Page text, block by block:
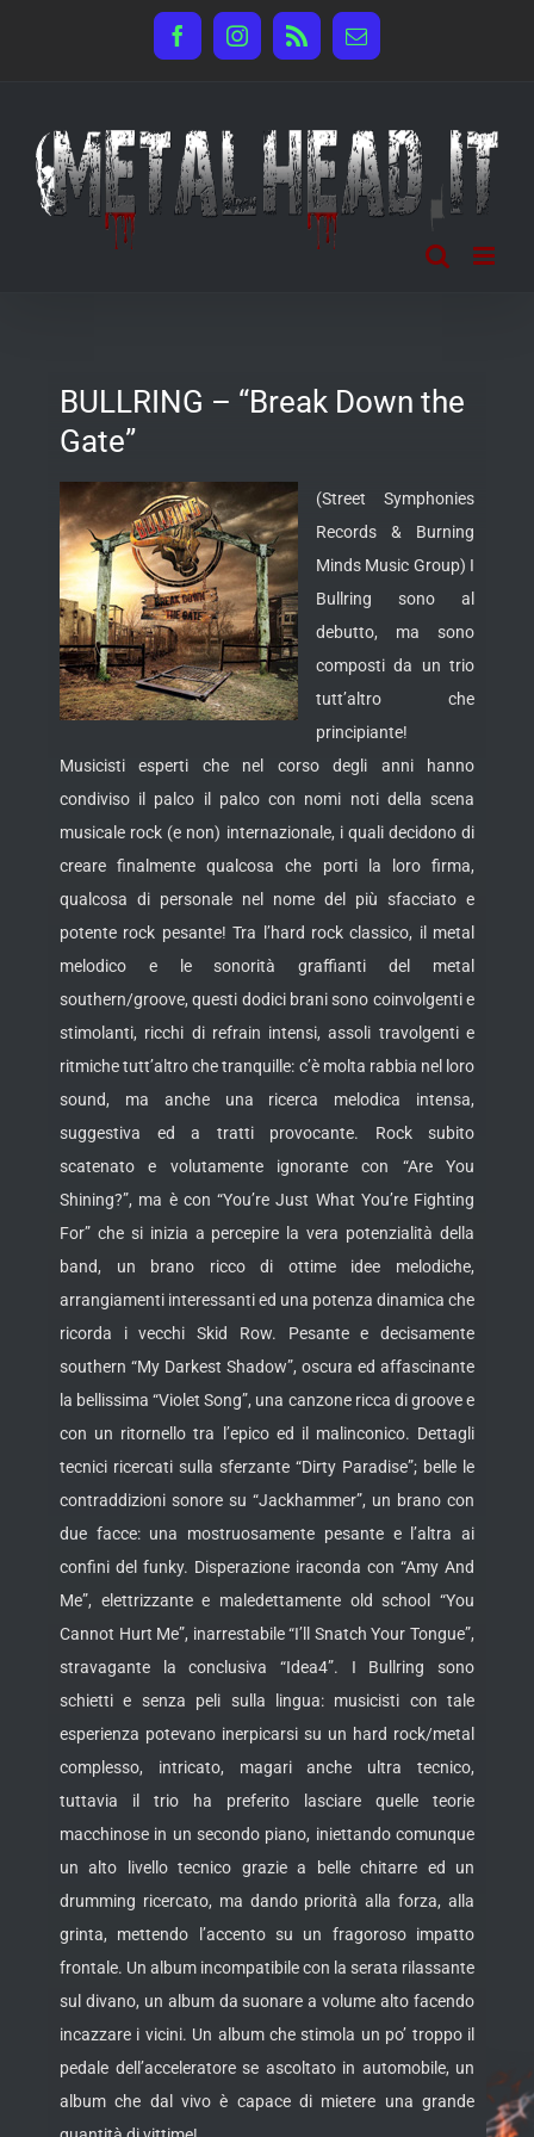
FacebookInstagram
Rss Email
BULLRING – “Break Down the
Gate”
(Street Symphonies
Records & Burning
Minds Music Group) I
Bullring sono al
debutto, ma sono
composti da un trio
tutt’altro che
principiante!
Musicisti esperti che nel corso degli anni hanno
condiviso il palco il palco con nomi noti della scena
musicale rock (e non) internazionale, i quali decidono di
creare finalmente qualcosa che porti la loro firma,
qualcosa di personale nel nome del più sfacciato e
potente rock pesante! Tra l’hard rock classico, il metal
melodico e le sonorità graffianti del metal
southern/groove, questi dodici brani sono coinvolgenti e
stimolanti, ricchi di refrain intensi, assoli travolgenti e
ritmiche tutt’altro che tranquille: c’è molta rabbia nel loro
sound, ma anche una ricerca melodica intensa,
suggestiva ed a tratti provocante. Rock subito
scatenato e volutamente ignorante con “Are You
Shining?”, ma è con “You’re Just What You’re Fighting
For” che si inizia a percepire la vera potenzialità della
band, un brano ricco di ottime idee melodiche,
arrangiamenti interessanti ed una potenza dinamica che
ricorda i vecchi Skid Row. Pesante e decisamente
southern “My Darkest Shadow”, oscura ed affascinante
la bellissima “Violet Song”, una canzone ricca di groove e
con un ritornello tra l’epico ed il malinconico. Dettagli
tecnici ricercati sulla sferzante “Dirty Paradise”; belle le
contraddizioni sonore su “Jackhammer”, un brano con
due facce: una mostruosamente pesante e l’altra ai
confini del funky. Disperazione iraconda con “Amy And
Me”, elettrizzante e maledettamente old school “You
Cannot Hurt Me”, inarrestabile “I’ll Snatch Your Tongue”,
stravagante la conclusiva “Idea4”. I Bullring sono
schietti e senza peli sulla lingua: musicisti con tale
esperienza potevano inerpicarsi su un hard rock/metal
complesso, intricato, magari anche ultra tecnico,
tuttavia il trio ha preferito lasciare quelle teorie
macchinose in un secondo piano, iniettando comunque
un alto livello tecnico grazie a belle chitarre ed un
drumming ricercato, ma dando priorità alla forza, alla
grinta, mettendo l’accento su un fragoroso impatto
frontale. Un album incompatibile con la serata rilassante
sul divano, un album da suonare a volume alto facendo
incazzare i vicini. Un album che stimola un po’ troppo il
pedale dell’acceleratore se ascoltato in automobile, un
album che dal vivo è capace di mietere una grande